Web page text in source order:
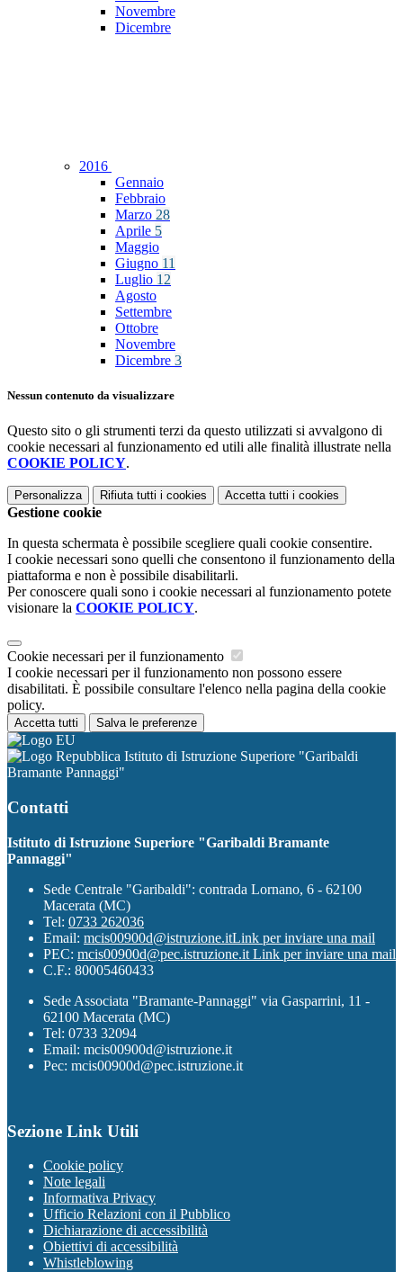
Novembre
Dicembre
2016
Gennaio
Febbraio
Marzo 28
Aprile 5
Maggio
Giugno 11
Luglio 12
Agosto
Settembre
Ottobre
Novembre
Dicembre 3
Nessun contenuto da visualizzare
Questo sito o gli strumenti terzi da questo utilizzati si avvalgono di
cookie necessari al funzionamento ed utili alle finalità illustrate nella
COOKIE POLICY.
Personalizza Rifiuta tutti i cookies Accetta tutti i cookies
Gestione cookie
In questa schermata è possibile scegliere quali cookie consentire.
I cookie necessari sono quelli che consentono il funzionamento della
piattaforma e non è possibile disabilitarli.
Per conoscere quali sono i cookie necessari al funzionamento potete
visionare la COOKIE POLICY.
Cookie necessari per il funzionamento
I cookie necessari per il funzionamento non possono essere
disabilitati. È possibile consultare l'elenco nella pagina della cookie
policy.
Accetta tutti Salva le preferenze
Istituto di Istruzione Superiore "Garibaldi
Bramante Pannaggi"
Contatti
Istituto di Istruzione Superiore "Garibaldi Bramante
Pannaggi"
Sede Centrale "Garibaldi": contrada Lornano, 6 - 62100
Macerata (MC)
Tel: 0733 262036
Email: mcis00900d@istruzione.itLink per inviare una mail
PEC: mcis00900d@pec.istruzione.it Link per inviare una mail
C.F.: 80005460433
Sede Associata "Bramante-Pannaggi" via Gasparrini, 11 -
62100 Macerata (MC)
Tel: 0733 32094
Email: mcis00900d@istruzione.it
Pec: mcis00900d@pec.istruzione.it
Sezione Link Utili
Cookie policy
Note legali
Informativa Privacy
Ufficio Relazioni con il Pubblico
Dichiarazione di accessibilità
Obiettivi di accessibilità
Whistleblowing